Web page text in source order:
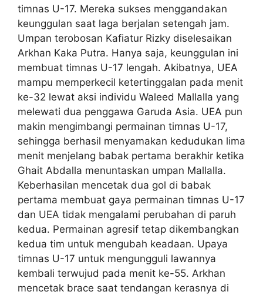
timnas U-17. Mereka sukses menggandakan
keunggulan saat laga berjalan setengah jam.
Umpan terobosan Kafiatur Rizky diselesaikan
Arkhan Kaka Putra. Hanya saja, keunggulan ini
membuat timnas U-17 lengah. Akibatnya, UEA
mampu memperkecil ketertinggalan pada menit
ke-32 lewat aksi individu Waleed Mallalla yang
melewati dua penggawa Garuda Asia. UEA pun
makin mengimbangi permainan timnas U-17,
sehingga berhasil menyamakan kedudukan lima
menit menjelang babak pertama berakhir ketika
Ghait Abdalla menuntaskan umpan Mallalla.
Keberhasilan mencetak dua gol di babak
pertama membuat gaya permainan timnas U-17
dan UEA tidak mengalami perubahan di paruh
kedua. Permainan agresif tetap dikembangkan
kedua tim untuk mengubah keadaan. Upaya
timnas U-17 untuk mengungguli lawannya
kembali terwujud pada menit ke-55. Arkhan
mencetak brace saat tendangan kerasnya di